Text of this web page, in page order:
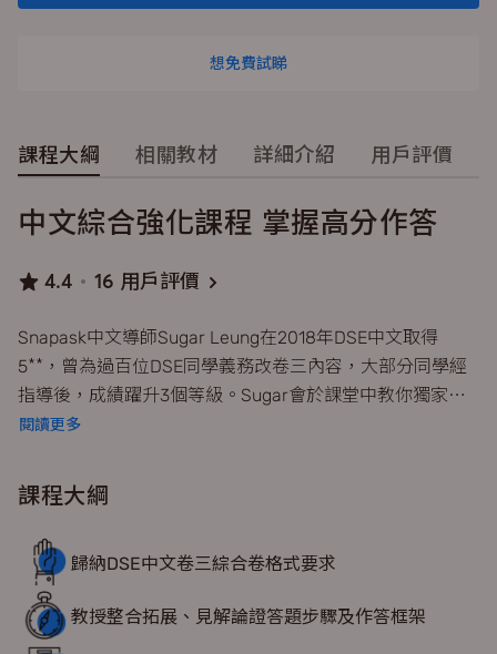
想免費試睇
課程大綱 相關教材 詳細介紹 用戶評價
中文綜合強化課程 掌握高分作答
4.4 16 用戶評價
Snapask中文導師Sugar Leung在2018年DSE中文取得
5**，曾為過百位DSE同學義務改卷三內容，大部分同學經
指導後，成績躍升3個等級。Sugar會於課堂中教你獨家
DSE中文綜合卷技巧和篩選內容妙方，示範如何寫出一段完
合拓展、見解論證、語境意識上突圍而出，應試得心應手！
閱讀更多
課程大綱
歸納DSE中文卷三綜合卷格式要求
教授整合拓展、見解論證答題步驟及作答框架